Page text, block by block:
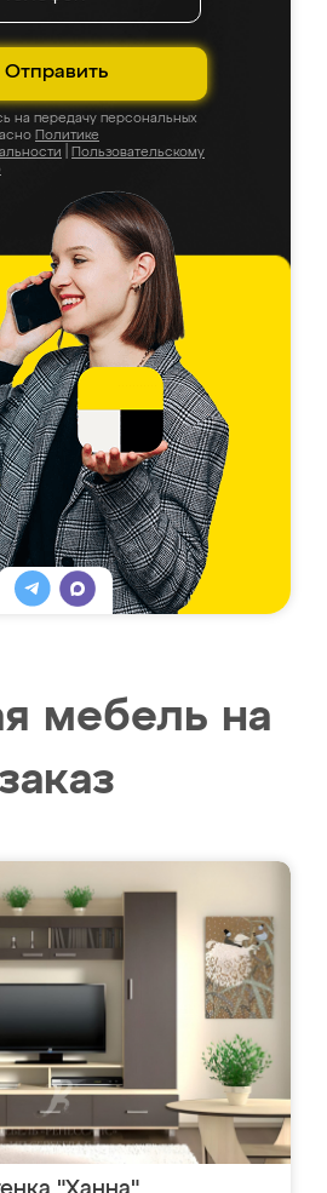
Отправить
на передачу персональных
Политике
Пользовательскому
мебель на
заказ